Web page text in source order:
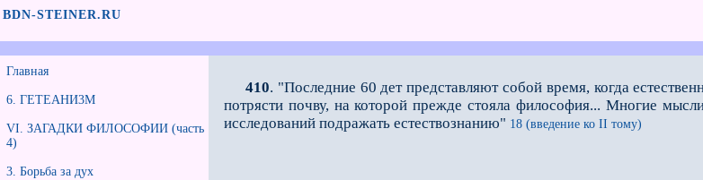
BDN-STEINER.RU
Главная
6. ГЕТЕАНИ3М
VI. ЗАГАДКИ ФИЛОСОФИИ (часть
4)
3. Борьба за дух
410. "Последние 60 дет представляют собой время, когда
потрясти почву, на которой прежде стояла философия... Многие
исследований подражать естествознанию" 18 (введение ко II тому)